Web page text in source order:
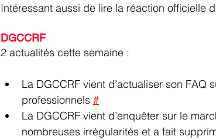
Intéressant aussi de lire la réaction officielle
DGCCRF
2 actualités cette semaine :
La DGCCRF vient d’actualiser son FAQ
professionnels #
La DGCCRF vient d’enquêter sur le
nombreuses irrégularités et a fait